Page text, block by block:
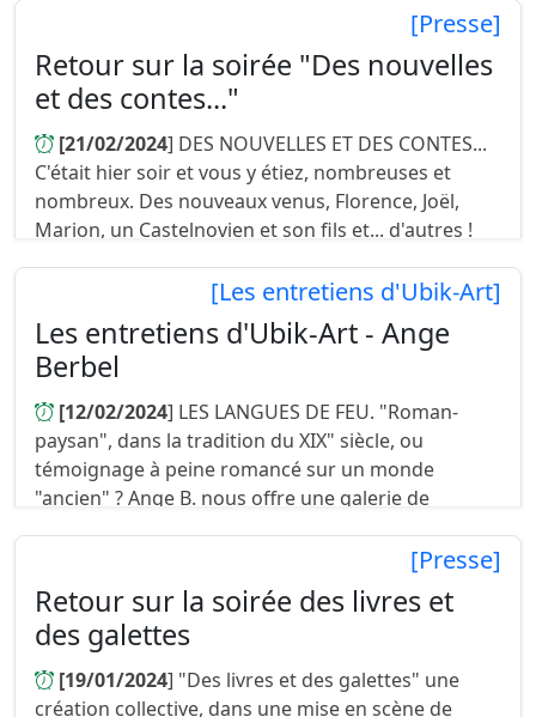
[Presse]
Retour sur la soirée "Des nouvelles
et des contes..."
[21/02/2024] DES NOUVELLES ET DES CONTES...
C'était hier soir et vous y étiez, nombreuses et
nombreux. Des nouveaux venus, Florence, Joël,
Marion, un Castelnovien et son fils et... d'autres !
[Les entretiens d'Ubik-Art]
Les entretiens d'Ubik-Art - Ange
Berbel
[12/02/2024] LES LANGUES DE FEU. "Roman-
paysan", dans la tradition du XIX" siècle, ou
témoignage à peine romancé sur un monde
"ancien" ? Ange B. nous offre une galerie de
[Presse]
Retour sur la soirée des livres et
des galettes
[19/01/2024] "Des livres et des galettes" une
création collective, dans une mise en scène de